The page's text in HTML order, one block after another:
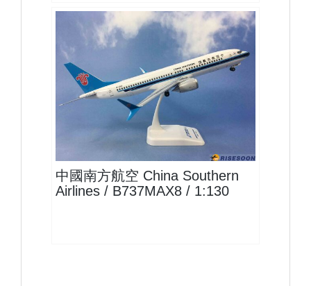
CSN13B73M801 $1800
中國南方航空 China Southern
Airlines / B737MAX8 / 1:130